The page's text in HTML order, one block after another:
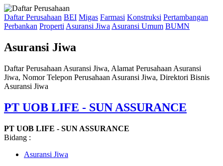
Daftar Perusahaan BEI Migas Farmasi Konstruksi Pertambangan
Perbankan Properti Asuransi Jiwa Asuransi Umum BUMN
Asuransi Jiwa
Daftar Perusahaan Asuransi Jiwa, Alamat Perusahaan Asuransi
Jiwa, Nomor Telepon Perusahaan Asuransi Jiwa, Direktori Bisnis
Asuransi Jiwa
PT UOB LIFE - SUN ASSURANCE
PT UOB LIFE - SUN ASSURANCE
Bidang :
Asuransi Jiwa